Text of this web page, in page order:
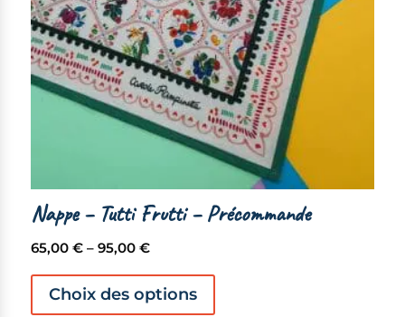
Nappe – Tutti Frutti – Précommande
65,00 €– 95,00 €Plage
prix :
65,00 €
Choix des options